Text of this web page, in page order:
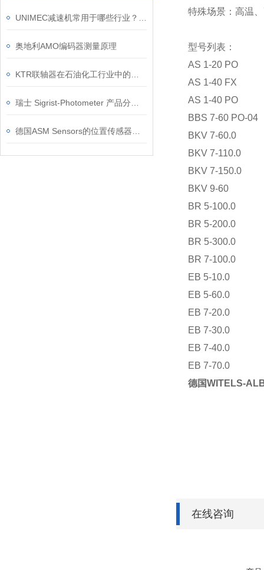
奥地利AMO编码器测量原理
特殊场景：高温
型号列表：
AS 1-20 PO
AS 1-40 FX
AS 1-40 PO
BBS 7-60 PO-04
BKV 7-60.0
BKV 7-110.0
BKV 7-150.0
BKV 9-60
BR 5-100.0
BR 5-200.0
BR 5-300.0
BR 7-100.0
EB 5-10.0
EB 5-60.0
EB 7-20.0
EB 7-30.0
EB 7-40.0
EB 7-70.0
德国WITELS-
在线咨询